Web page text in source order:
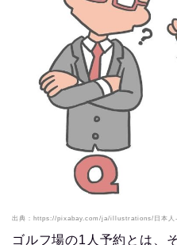
出典：https://pixabay.com/ja/illustrations/日本人
ゴルフ場の1人予約とは、